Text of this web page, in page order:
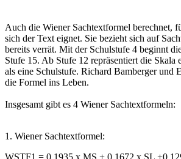
Auch die Wiener Sachtextformel berechnet,
sich der Text eignet. Sie bezieht sich auf
bereits verrät. Mit der Schulstufe 4 beginnt
Stufe 15. Ab Stufe 12 repräsentiert die Skala
als eine Schulstufe. Richard Bamberger und
die Formel ins Leben.
Insgesamt gibt es 4 Wiener Sachtextformeln:
1. Wiener Sachtextformel:
WSTF1 = 0,1935 x MS + 0,1672 x SL